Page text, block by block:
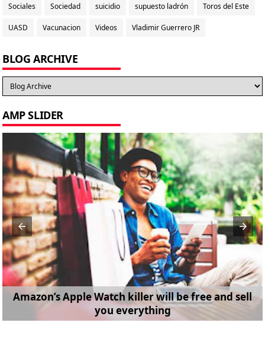
Sociales Sociedad suicidio supuesto ladrón Toros del Este
UASD Vacunacion Videos Vladimir Guerrero JR
BLOG ARCHIVE
AMP SLIDER
Amazon’s Apple Watch killer will be free and sell
you everything